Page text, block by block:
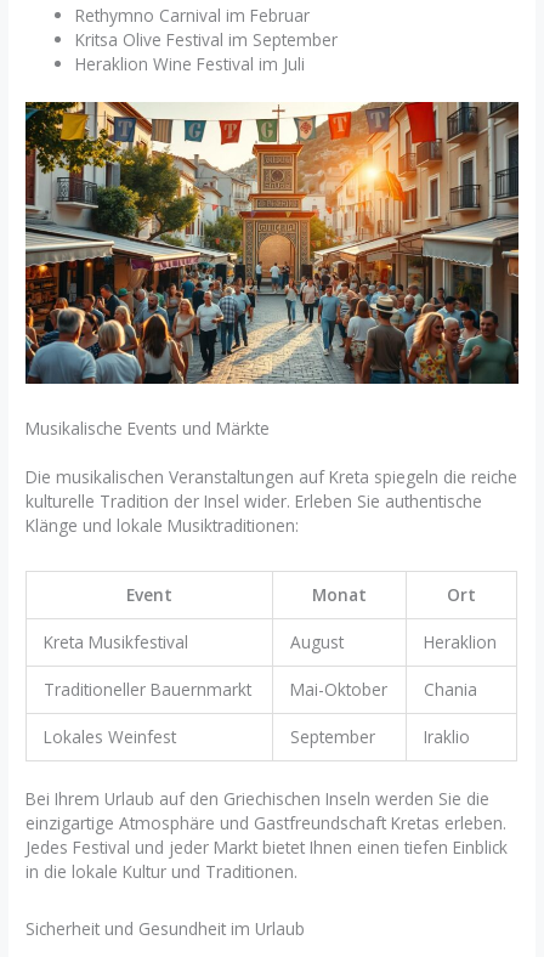
Rethymno Carnival im Februar
Kritsa Olive Festival im September
Heraklion Wine Festival im Juli
Musikalische Events und Märkte
Die musikalischen Veranstaltungen auf Kreta spiegeln die reiche
kulturelle Tradition der Insel wider. Erleben Sie authentische
Klänge und lokale Musiktraditionen:
Event Monat Ort
Kreta Musikfestival August Heraklion
Traditioneller Bauernmarkt Mai-Oktober Chania
Lokales Weinfest September Iraklio
Bei Ihrem Urlaub auf den Griechischen Inseln werden Sie die
einzigartige Atmosphäre und Gastfreundschaft Kretas erleben.
Jedes Festival und jeder Markt bietet Ihnen einen tiefen Einblick
in die lokale Kultur und Traditionen.
Sicherheit und Gesundheit im Urlaub